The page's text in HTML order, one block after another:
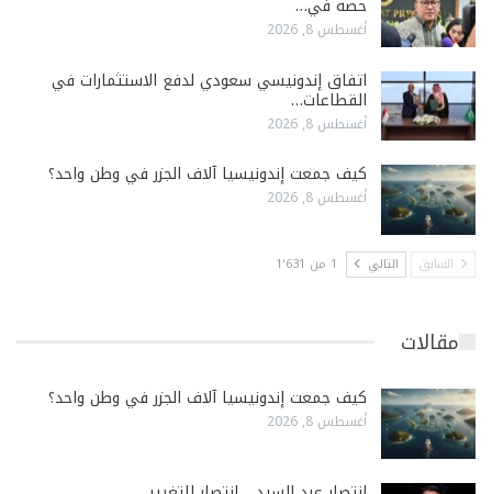
أغسطس 8, 2026
اتفاق إندونيسي سعودي لدفع الاستثمارات في
القطاعات…
أغسطس 8, 2026
كيف جمعت إندونيسيا آلاف الجزر في وطن واحد؟
أغسطس 8, 2026
السابق التالي 1 من 1٬631
مقالات
كيف جمعت إندونيسيا آلاف الجزر في وطن واحد؟
أغسطس 8, 2026